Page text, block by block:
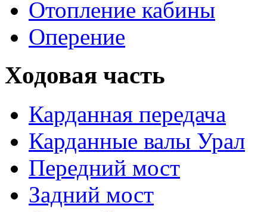
Отопление кабины
Оперение
Ходовая часть
Карданная передача
Карданные валы Урал
Передний мост
Задний мост